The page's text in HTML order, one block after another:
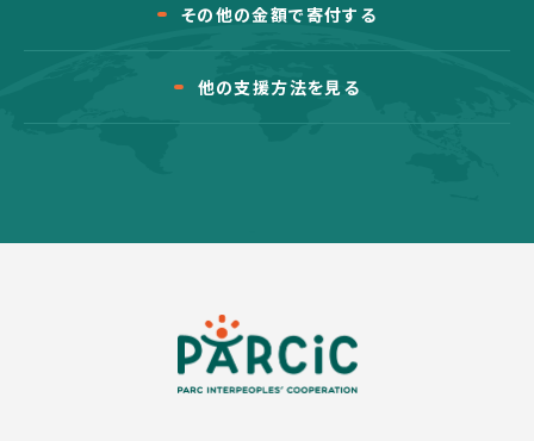
その他の金額で寄付する
他の支援方法を見る